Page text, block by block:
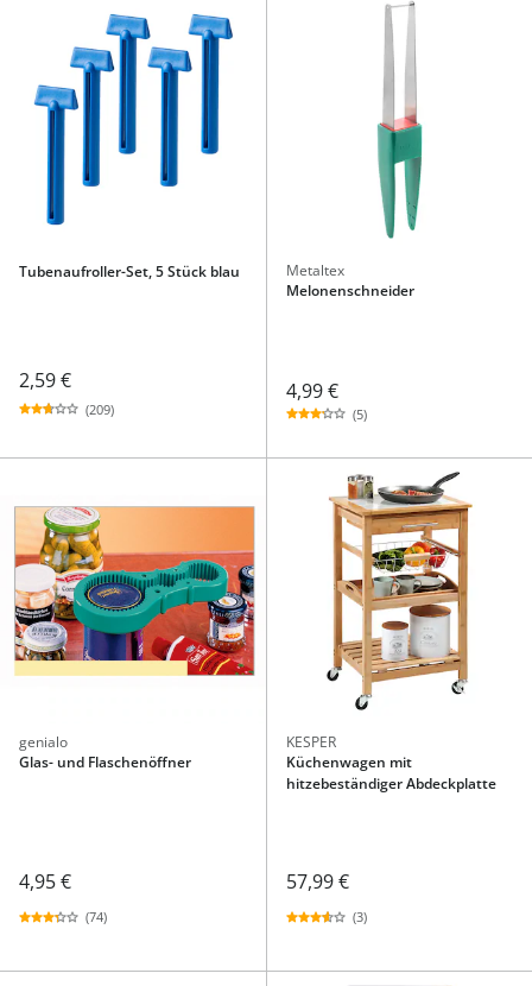
Tubenaufroller-Set, 5 Stück blau
2,59 €
(209)
Metaltex
Melonenschneider
4,99 €
(5)
genialo
Glas- und Flaschenöffner
4,95 €
(74)
KESPER
Küchenwagen mit
hitzebeständiger Abdeckplatte
57,99 €
(3)